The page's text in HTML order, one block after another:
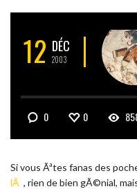
12 DÉC
2003
0 0
Si vous Ãªtes fanas des
lÃ , rien de bien gÃ©nial,